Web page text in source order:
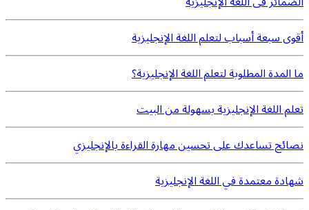
أقوى سبعة أسباب لتعلم اللغة الإنجليزية
ما المدة المطلوبة لتعلم اللغة الإنجليزية؟
تعلم اللغة الإنجليزية بسهولة من البيت
نصائح تساعدك على تحسين مهارة القراءة بالإنجليزي
شهادة معتمدة في اللغة الإنجليزية